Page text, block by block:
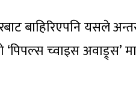
बाहिरिएपनि यसले
च्वाइस अवाड्र्स’